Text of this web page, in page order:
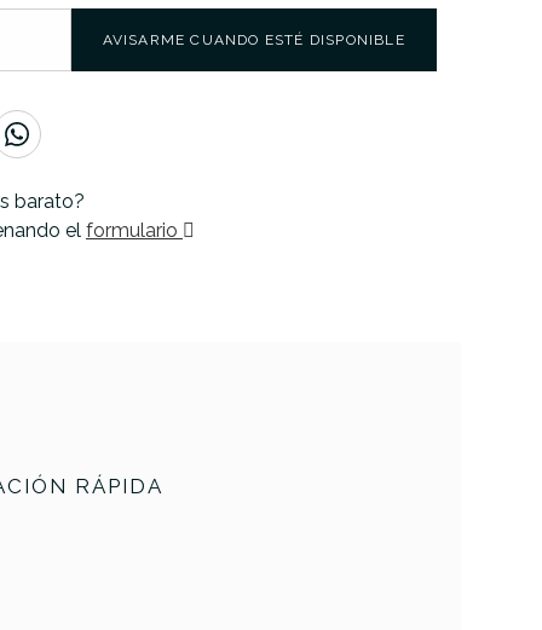
AVISARME CUANDO ESTÉ DISPONIBLE
barato?
el formulario
RÁPIDA